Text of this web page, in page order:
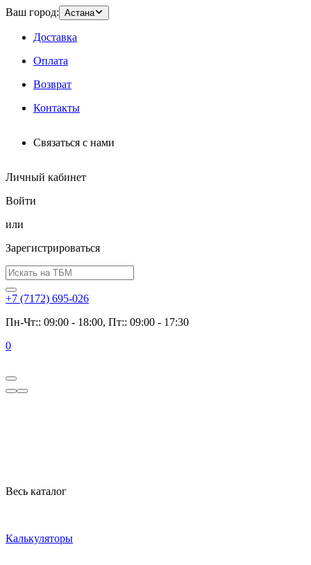
Ваш город: Астана
Доставка
Оплата
Возврат
Контакты
Связаться с нами
Личный кабинет
Войти
или
Зарегистрироваться
+7 (7172) 695-026
Пн-Чт:: 09:00 - 18:00, Пт:: 09:00 - 17:30
0
Весь каталог
Калькуляторы